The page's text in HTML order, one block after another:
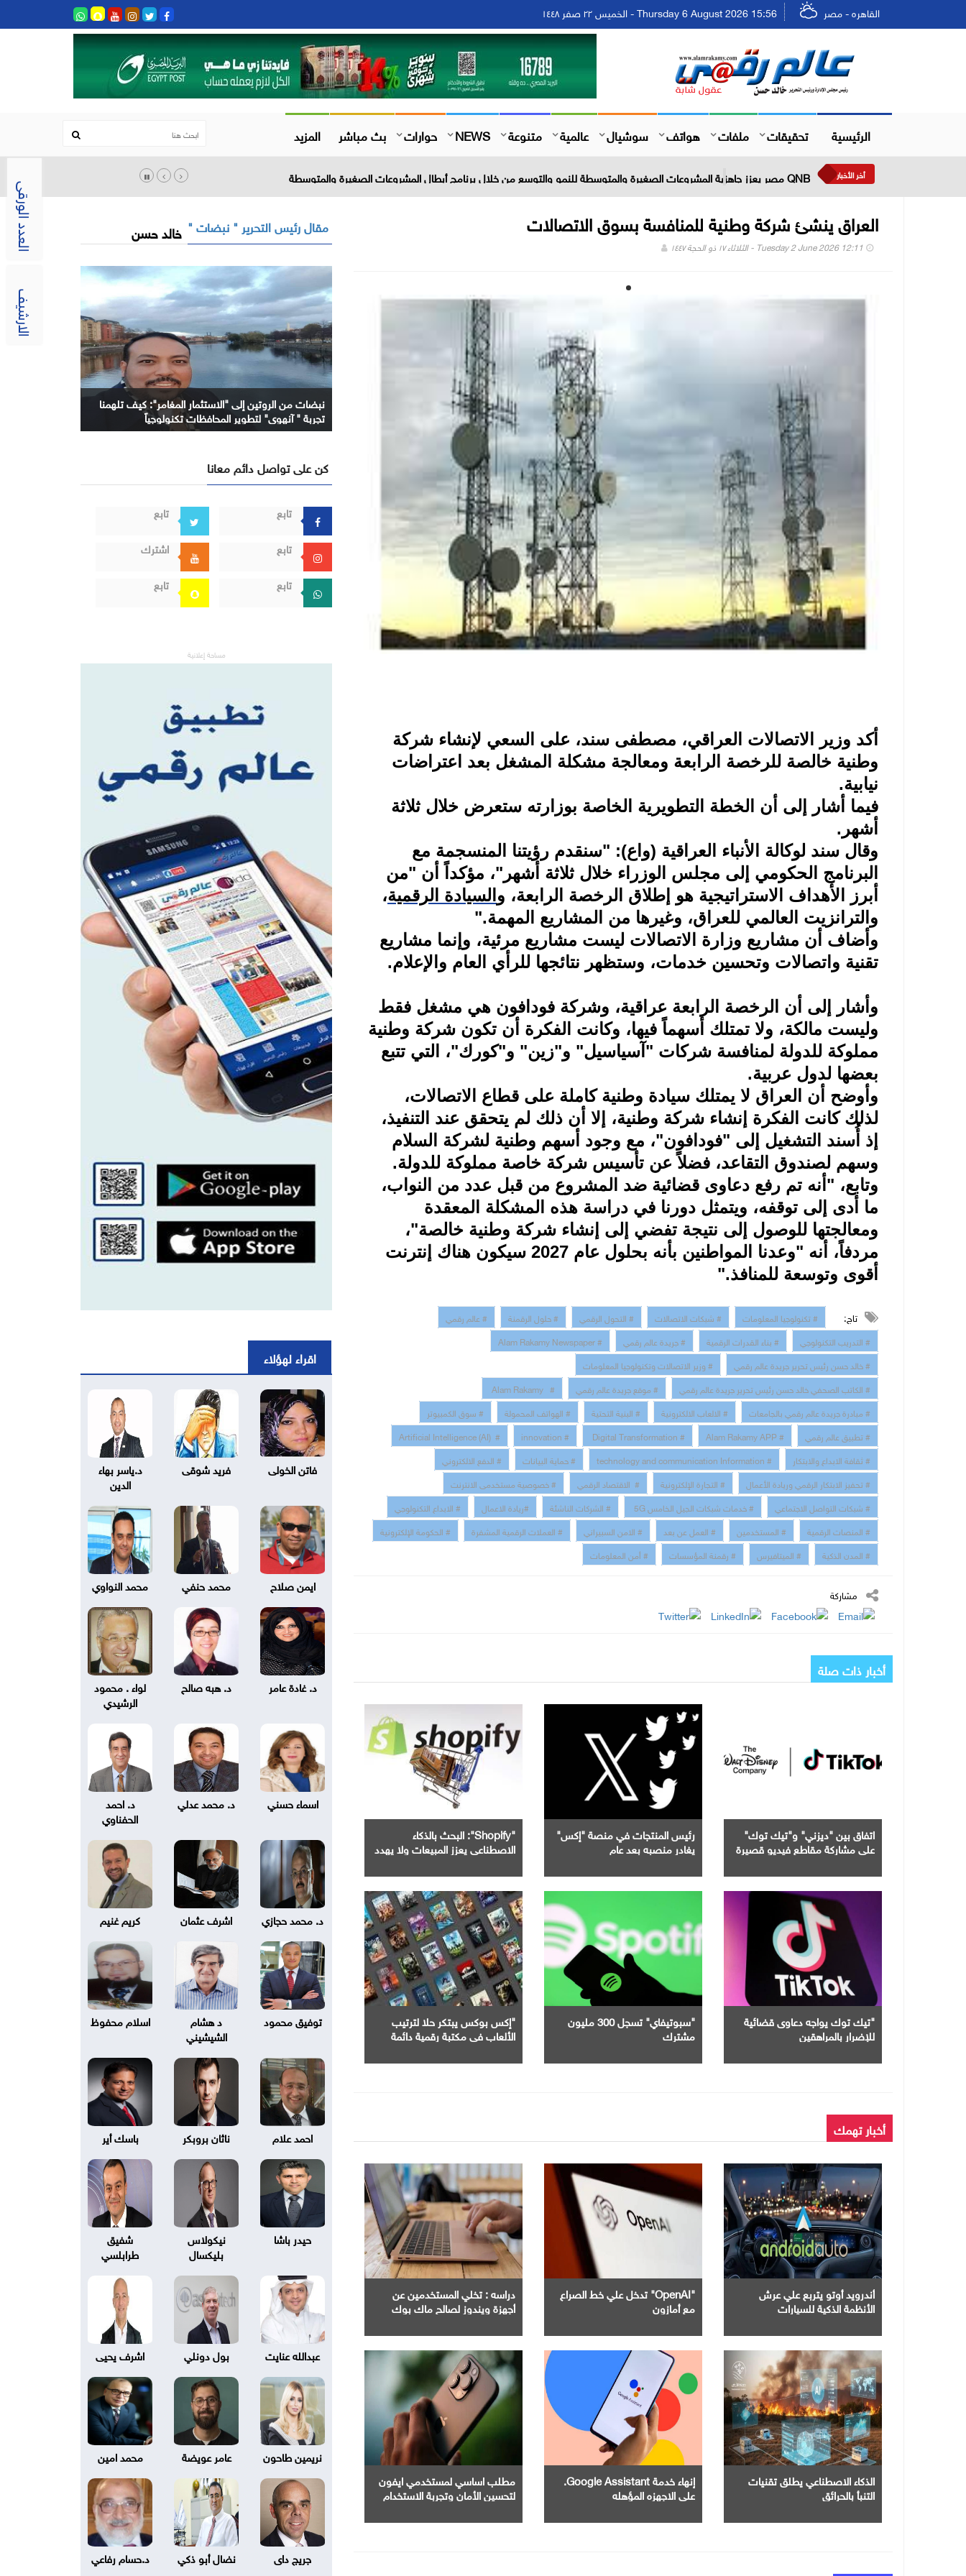
العدد الورقى
الارشيف
القاهره - مصر Thursday 6 August 2026 15:56 - الخميس ٢٢ صفر ١٤٤٨
الرئيسية تحقيقات ملفات هواتف سوشيال عالمية متنوعة NEWS حوارات بث مباشر المزيد
أخر الأخبار QNB مصر يعزز جاهزية المشروعات الصغيرة والمتوسطة للنمو والتوسع من خلال برنامج أبطال المشروعات الصغيرة والمتوسطة
العراق ينشئ شركة وطنية للمنافسة بسوق الاتصالات
Tuesday 2 June 2026 12:11 - الثلاثاء ١٧ ذو الحجة ١٤٤٧
أكد وزير الاتصالات العراقي، مصطفى سند، على السعي لإنشاء شركة
وطنية خالصة للرخصة الرابعة ومعالجة مشكلة المشغل بعد اعتراضات
نيابية.
فيما أشار إلى أن الخطة التطويرية الخاصة بوزارته ستعرض خلال ثلاثة
أشهر .
وقال سند لوكالة الأنباء العراقية (واع): "سنقدم رؤيتنا المنسجمة مع
البرنامج الحكومي إلى مجلس الوزراء خلال ثلاثة أشهر"، مؤكداً أن "من
أبرز الأهداف الاستراتيجية هو إطلاق الرخصة الرابعة، و السيادة الرقمية،
والترانزيت العالمي للعراق، وغيرها من المشاريع المهمة".
وأضاف أن مشاريع وزارة الاتصالات ليست مشاريع مرئية، وإنما مشاريع
تقنية واتصالات وتحسين خدمات، وستظهر نتائجها للرأي العام والإعلام.
وأشار إلى أن الرخصة الرابعة عراقية، وشركة فودافون هي مشغل فقط
وليست مالكة، ولا تمتلك أسهماً فيها، وكانت الفكرة أن تكون شركة وطنية
مملوكة للدولة لمنافسة شركات "آسياسيل" و"زين" و"كورك"، التي تتبع
بعضها لدول عربية.
وأوضح أن العراق لا يمتلك سيادة وطنية كاملة على قطاع الاتصالات،
لذلك كانت الفكرة إنشاء شركة وطنية، إلا أن ذلك لم يتحقق عند التنفيذ،
إذ أُسند التشغيل إلى "فودافون"، مع وجود أسهم وطنية لشركة السلام
وسهم لصندوق التقاعد، فضلاً عن تأسيس شركة خاصة مملوكة للدولة.
وتابع، "أنه تم رفع دعاوى قضائية ضد المشروع من قبل عدد من النواب،
ما أدى إلى توقفه، ويتمثل دورنا في دراسة هذه المشكلة المعقدة
ومعالجتها للوصول إلى نتيجة تفضي إلى إنشاء شركة وطنية خالصة"،
مردفاً، أنه "وعدنا المواطنين بأنه بحلول عام 2027 سيكون هناك إنترنت
أقوى وتوسعة للمنافذ".
تاج: # تكنولوجيا المعلومات # شبكات الاتصالات # التحول الرقمي # حلول الرقمنة
# عالم رقمي
# التدريب التكنولوجي
# بناء القدرات الرقمية # جريدة عالم رقمي
# Alam Rakamy Newspaper
# خالد حسن رئيس تحرير جريدة عالم رقمي
# وزير الاتصالات وتكنولوجيا المعلومات
# الكاتب الصحفي خالد حسن رئيس تحرير جريدة عالم رقمي
# موقع جريدة عالم رقمي
# Alam Rakamy
# مبادرة جريدة عالم رقمي بالجامعات
# الالعاب الالكترونية # البنية التحتية # الهواتف المحمولة
# سوق الكمبيوتر
# تطبيق عالم رقمي
# Alam Rakamy APP
# Digital Transformation
# innovation
# Artificial Intelligence (AI)
# ثقافة الابداع والابتكار
# technology and communication Information # حماية البيانات
# الدفع الالكتروني
# تحفيز الابتكار الرقمي وريادة الأعمال
# التجارة الإلكترونية # الاقتصاد الرقمي
# خصوصية مستخدمى الانترنت
# شبكات التواصل الاجتماعي
# خدمات شبكات الجيل الخامس 5G # الشركات الناشئة #ريادة الاعمال
# الابداع التكنولوجي
# المنصات الرقمية
# المستخدمين # العمل عن بعد # الامن السبيراني # العملات الرقمية المشفرة
# الحكومة الإلكترونية
# المدن الذكية
# الميتافيرس # رقمنة المؤسسات # أمن المعلومات
مشاركة
أخبار ذات صلة
اتفاق بين "ديزني" و"تيك توك"
على مشاركة مقاطع فيديو قصيرة
رئيس المنتجات في منصة "إكس"
يغادر منصبه بعد عام
"Shopify": البحث بالذكاء
الاصطناعي يعزز المبيعات ولا يهدد
"تيك توك يواجه دعاوى قضائية
للإضرار بالمراهقين
"سبوتيفاي" تسجل 300 مليون
مشترك
"إكس بوكس يبتكر حلا لترتيب
الألعاب في مكتبة رقمية دائمة
أخبار تهمك
أندرويد أوتو يتربع علي عرش
الأنظمة الذكية للسيارات
"OpenAI" تدخل علي خط الصراع
مع أمازون
دراسه : تخلي المستخدمين عن
أجهزة ويندوز لصالح ماك بوك
الذكاء الاصطناعي يطلق تقنيات
التنبأ بالحرائق
إنهاء خدمة Google Assistant.
علي الاجهزه المؤهله
مطلب اساسي لمستخدمي ايفون
لتحسين الأمان وتجربة الاستخدام
مقال رئيس التحرير " نبضات " خالد حسن
نبضات من الروتين إلى "الاستثمار المغامر": كيف تلهمنا
تجربة " آنهوي" لتطوير المحافظات تكنولوجياً
كن على تواصل دائم معانا
تابع
تابع
تابع
اشترك
تابع
تابع
مساحة إعلانية
اقراء لهؤلاء
فاتن الخولى فريد شوقى
د.ياسر بهاء
الدين
ايمن صلاح محمد حنفي محمد النواوي
د. غادة عامر د. هبه صالح
لواء . محمود
الرشيدي
اسماء حسني د. محمد عدلي
د. احمد
الحفناوي
د. محمد حجازي اشرف عثمان كريم غنيم
توفيق محمود
د هشام
الشيشيني
اسلام محفوظ
احمد علام ناثان بروبكر باسك أير
حيدر باشا
نيكولاس
بليكسال
شفيق
طرابلسي
عبدالله عنايت بول دونلي اشرف يحيى
نريمين طاحون عامر عويضة محمد امين
جريج داى نضال أبو ذكي د.حسام رفاعي